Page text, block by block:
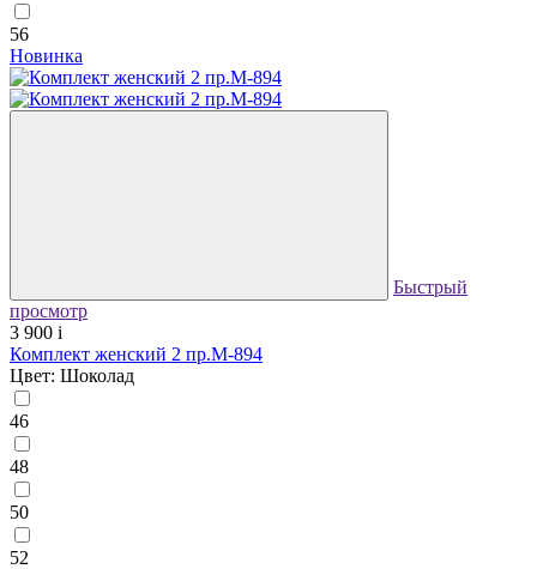
56
Новинка
Быстрый
просмотр
3 900 i
Комплект женский 2 пр.М-894
Цвет: Шоколад
46
48
50
52